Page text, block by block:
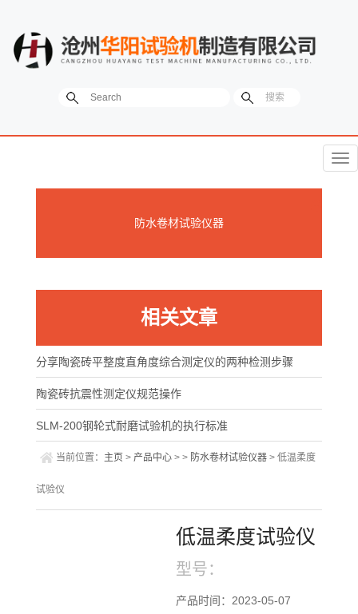
菜
防水卷材试验仪器
相关文章
分享陶瓷砖平整度直角度综合测定仪的两种检测步骤
陶瓷砖抗震性测定仪规范操作
SLM-200钢轮式耐磨试验机的执行标准
当前位置： 主页 > 产品中心 > > 防水卷材试验仪器 > 低温柔度
试验仪
低温柔度试验仪
型号：
产品时间：2023-05-07